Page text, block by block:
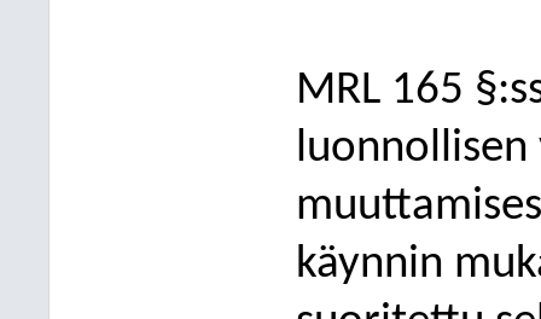
MRL 165
luonnollisen
käynnin